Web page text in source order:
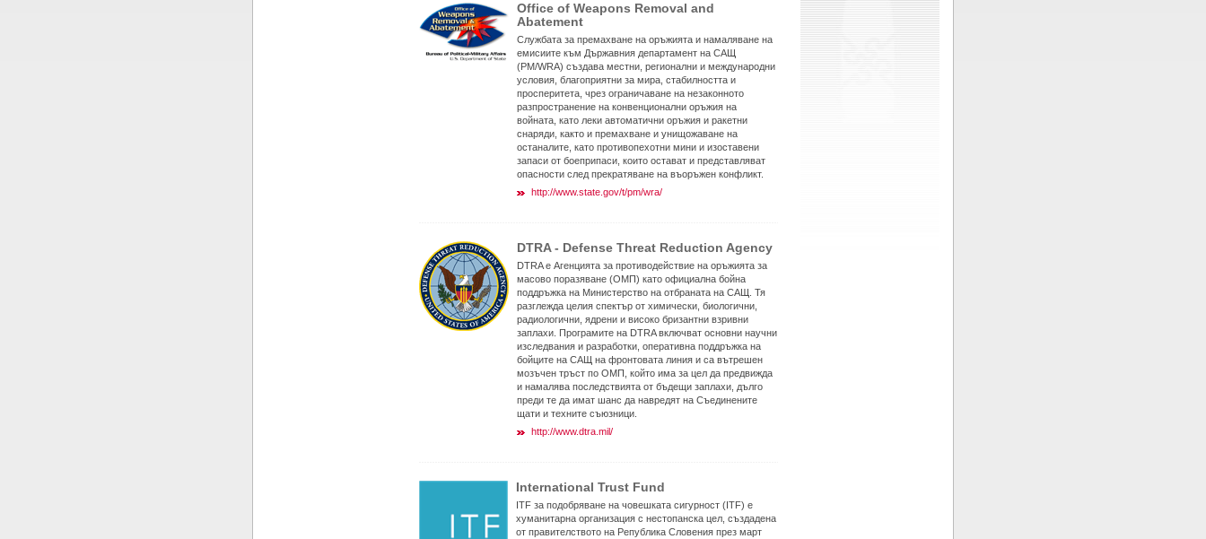
Office of Weapons Removal and
Abatement
Службата за премахване на оръжията и намаляване на
емисиите към Държавния департамент на САЩ
(PM/WRA) създава местни, регионални и международни
условия, благоприятни за мира, стабилността и
просперитета, чрез ограничаване на незаконното
разпространение на конвенционални оръжия на
войната, като леки автоматични оръжия и ракетни
снаряди, както и премахване и унищожаване на
останалите, като противопехотни мини и изоставени
запаси от боеприпаси, които остават и представляват
опасности след прекратяване на въоръжен конфликт.
http://www.state.gov/t/pm/wra/
DTRA - Defense Threat Reduction Agency
DTRA е Агенцията за противодействие на оръжията за
масово поразяване (ОМП) като официална бойна
поддръжка на Министерство на отбраната на САЩ. Тя
разглежда целия спектър от химически, биологични,
радиологични, ядрени и високо бризантни взривни
заплахи. Програмите на DTRA включват основни научни
изследвания и разработки, оперативна поддръжка на
бойците на САЩ на фронтовата линия и са вътрешен
мозъчен тръст по ОМП, който има за цел да предвижда
и намалява последствията от бъдещи заплахи, дълго
преди те да имат шанс да навредят на Съединените
щати и техните съюзници.
http://www.dtra.mil/
International Trust Fund
ITF за подобряване на човешката сигурност (ITF) е
хуманитарна организация с нестопанска цел, създадена
от правителството на Република Словения през март